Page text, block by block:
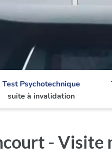
Test Psychotechnique
suite à invalidation
- Visite